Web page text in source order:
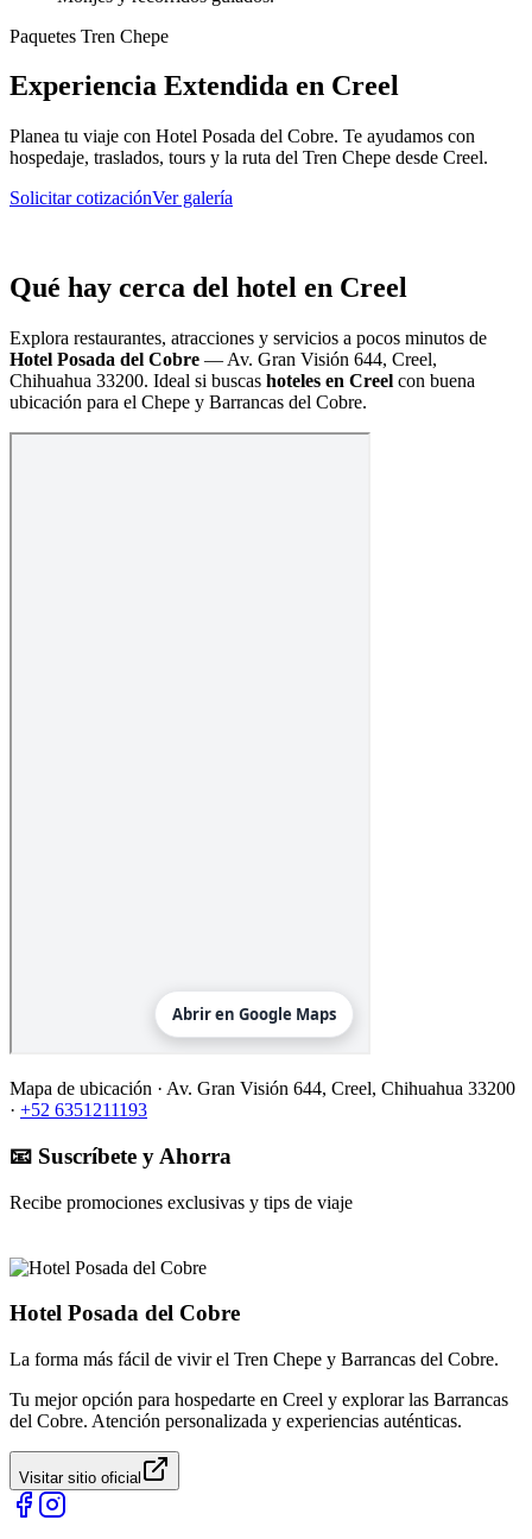
Paquetes Tren Chepe
Experiencia Extendida en Creel
Planea tu viaje con Hotel Posada del Cobre. Te ayudamos con
hospedaje, traslados, tours y la ruta del Tren Chepe desde Creel.
Solicitar cotizaciónVer galería
Qué hay cerca del hotel en Creel
Explora restaurantes, atracciones y servicios a pocos minutos de
Hotel Posada del Cobre — Av. Gran Visión 644, Creel,
Chihuahua 33200. Ideal si buscas hoteles en Creel con buena
ubicación para el Chepe y Barrancas del Cobre.
Mapa de ubicación · Av. Gran Visión 644, Creel, Chihuahua 33200
· +52 6351211193
📧 Suscríbete y Ahorra
Recibe promociones exclusivas y tips de viaje
Hotel Posada del Cobre
La forma más fácil de vivir el Tren Chepe y Barrancas del Cobre.
Tu mejor opción para hospedarte en Creel y explorar las Barrancas
del Cobre. Atención personalizada y experiencias auténticas.
Visitar sitio oficial